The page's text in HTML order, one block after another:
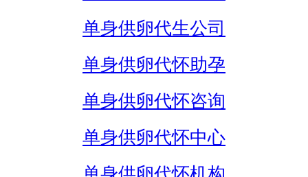
单身供卵代生公司
单身供卵代怀助孕
单身供卵代怀咨询
单身供卵代怀中心